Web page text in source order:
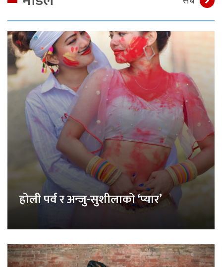
होली पर्व र अन्जु-सुशीलाको ‘प्यार’